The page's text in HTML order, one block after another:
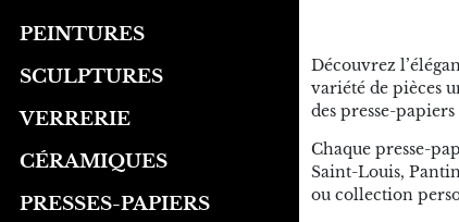
PEINTURES
SCULPTURES
VERRERIE
CÉRAMIQUES
PRESSES-PAPIERS
Découvrez
variété de pièces
des presse-
Chaque presse-
Saint-Louis,
ou collection